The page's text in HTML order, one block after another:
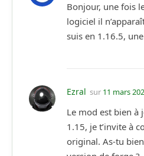
Bonjour, une fois
logiciel il
suis en 1.16.5,
Ezral sur 11 mars
Le mod est bien à
1.15, je t’invite à
original. As-tu